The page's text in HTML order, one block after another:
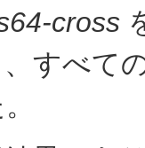
cross
すべて